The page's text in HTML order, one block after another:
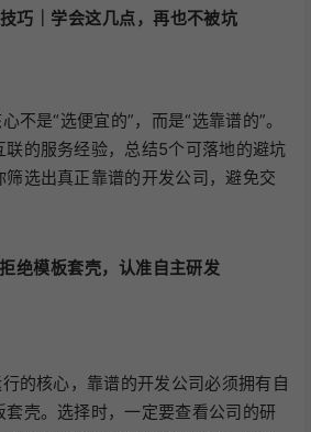
巧｜学会这几点，再也不被坑
不是“选便宜的”，而是“选靠谱的”。
的服务经验，总结5个可落地的避坑
选出真正靠谱的开发公司，避免交
绝模板套壳，认准自主研发
的核心，靠谱的开发公司必须拥有自
套壳。选择时，一定要查看公司的研